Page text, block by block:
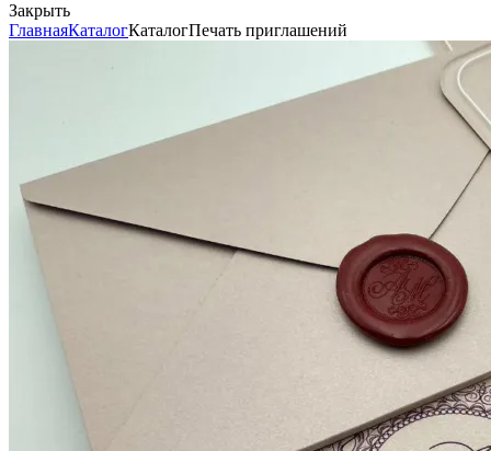
Закрыть
ГлавнаяКаталогКаталогПечать приглашений